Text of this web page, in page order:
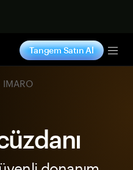
Tangem Satın Al
IMARO